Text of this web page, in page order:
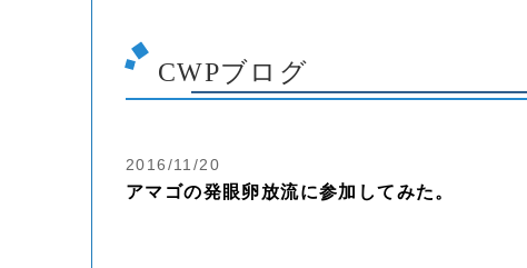
CWPブログ
2016/11/20
アマゴの発眼卵放流に参加してみた。